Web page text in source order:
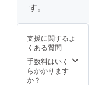
※新型コ
イルス
の影響
により
納期に
遅れが
す。
支援に関するよ
くある質問
手数料はいく
らかかります
か？